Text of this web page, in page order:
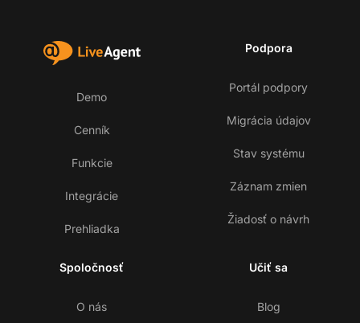
Demo
Cenník
Funkcie
Integrácie
Prehliadka
Podpora
Portál podpory
Migrácia údajov
Stav systému
Záznam zmien
Žiadosť o návrh
Spoločnosť
O nás
Učiť sa
Blog